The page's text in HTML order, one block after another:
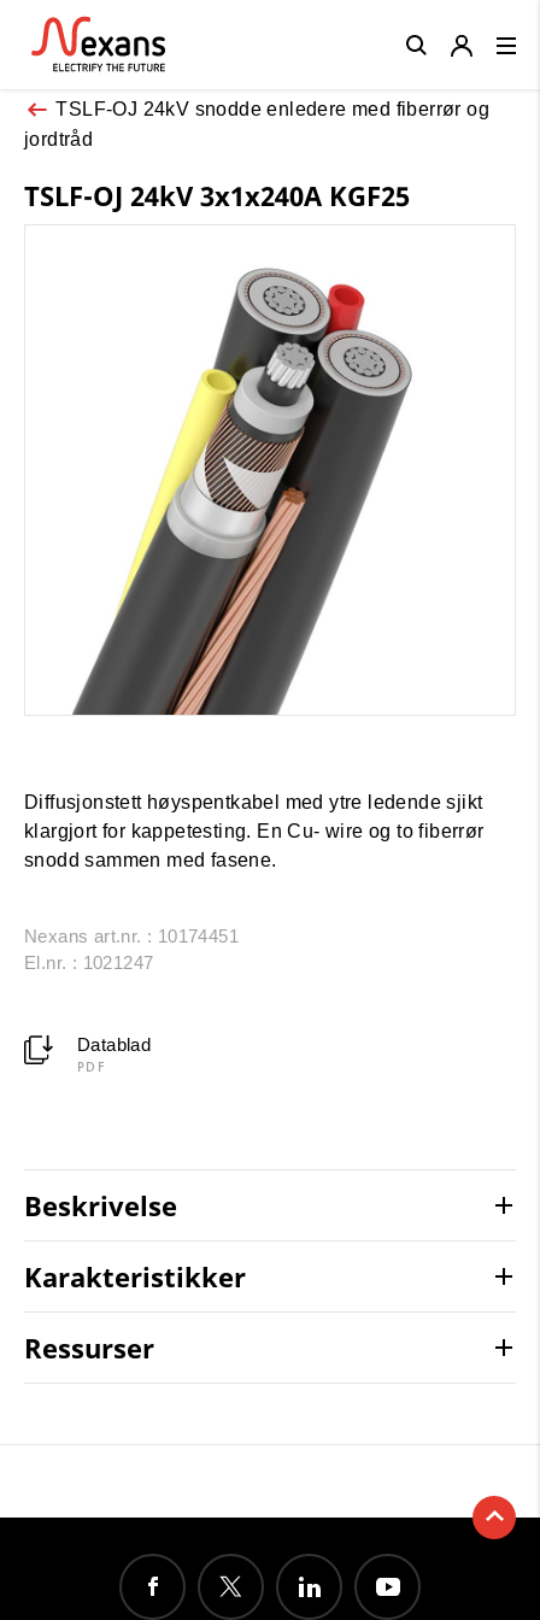
TSLF-OJ 24kV snodde enledere med fiberrør og
jordtråd
TSLF-OJ 24kV 3x1x240A KGF25
Diffusjonstett høyspentkabel med ytre ledende sjikt
klargjort for kappetesting. En Cu- wire og to fiberrør
snodd sammen med fasene.
Nexans art.nr. : 10174451
El.nr. : 1021247
Datablad
PDF
Beskrivelse
Karakteristikker
Ressurser
Close